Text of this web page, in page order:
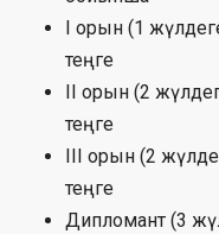
І орын (1
теңге
ІІ орын (2
теңге
ІІІ орын (2
теңге
Дипломант (3